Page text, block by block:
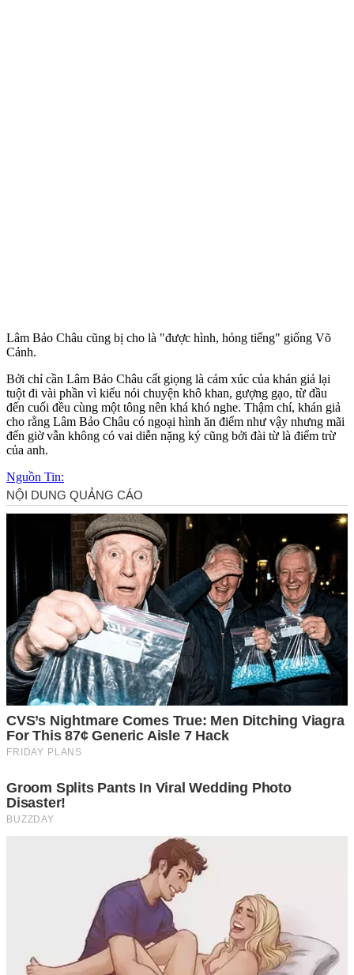
Lâm Bảo Châu cũng bị cho là "được hình, hỏng tiếng" giống Võ
Cảnh.
Bởi chỉ cần Lâm Bảo Châu cất giọng là cảm xúc của khán giả lại
tuột đi vài phần vì kiểu nói chuyện khô khan, gượng gạo, từ đầu
đến cuối đều cùng một tông nên khá khó nghe. Thậm chí, khán giả
cho rằng Lâm Bảo Châu có ngoại hình ăn điểm như vậy nhưng mãi
đến giờ vẫn không có vai diễn nặng ký cũng bởi đài từ là điểm trừ
của anh.
Nguồn Tin: